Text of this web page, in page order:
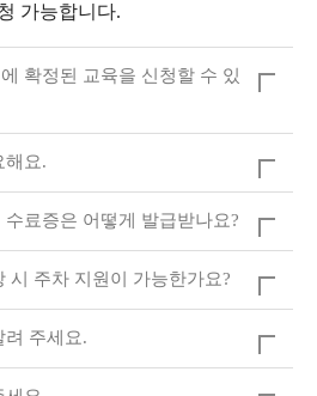
가능합니다.
확정된 교육을 신청할 수 있
해요.
료증은 어떻게 발급받나요?
시 주차 지원이 가능한가요?
려 주세요.